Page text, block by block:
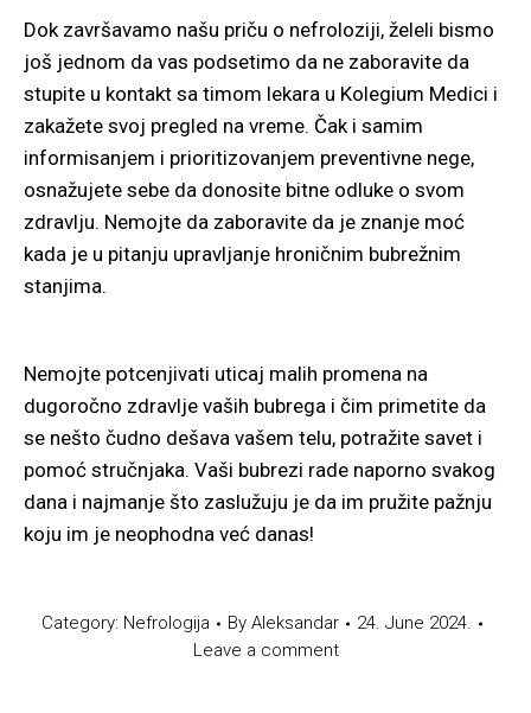
Dok završavamo našu priču o nefroloziji, želeli bismo
još jednom da vas podsetimo da ne zaboravite da
stupite u kontakt sa timom lekara u Kolegium Medici i
zakažete svoj pregled na vreme. Čak i samim
informisanjem i prioritizovanjem preventivne nege,
osnažujete sebe da donosite bitne odluke o svom
zdravlju. Nemojte da zaboravite da je znanje moć
kada je u pitanju upravljanje hroničnim bubrežnim
stanjima.
Nemojte potcenjivati uticaj malih promena na
dugoročno zdravlje vaših bubrega i čim primetite da
se nešto čudno dešava vašem telu, potražite savet i
pomoć stručnjaka. Vaši bubrezi rade naporno svakog
dana i najmanje što zaslužuju je da im pružite pažnju
koju im je neophodna već danas!
Category: Nefrologija By Aleksandar
24. June 2024.
Leave a comment